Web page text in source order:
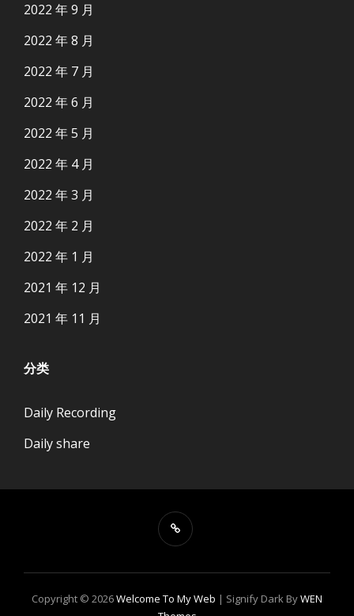
2022 年 9 月
2022 年 8 月
2022 年 7 月
2022 年 6 月
2022 年 5 月
2022 年 4 月
2022 年 3 月
2022 年 2 月
2022 年 1 月
2021 年 12 月
2021 年 11 月
分类
Daily Recording
Daily share
Copyright © 2026Welcome To My Web | Signify Dark ByWEN